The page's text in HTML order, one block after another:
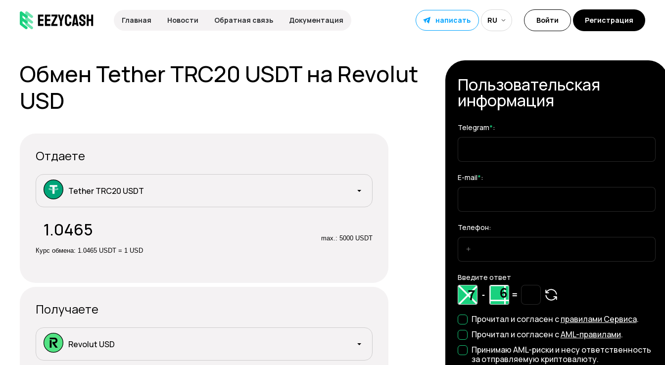
Главная Новости Обратная связь Документация написать RU Регистрация
Войти
Обмен Tether TRC20 USDT на Revolut
USD
Отдаете
Tether TRC20 USDT
Курс обмена: 1.0465 USDT = 1 USD
max.: 5000 USDT
Получаете
Revolut USD
Пользовательская
информация
Telegram*:
E-mail*:
Телефон:
Введите ответ
- =
Прочитал и согласен справилами Сервиса.
Прочитал и согласен сAML-правилами.
Принимаю AML-риски и несу ответственность
за отправляемую криптовалюту.